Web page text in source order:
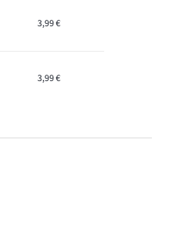
3,99 €
3,99 €